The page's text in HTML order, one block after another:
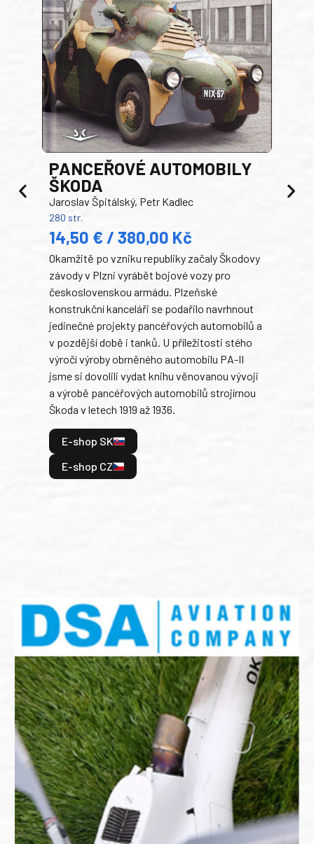
PANCEŘOVÉ AUTOMOBILY
ŠKODA
Jaroslav Špitálský, Petr Kadlec
280 str.
14,50 € / 380,00 Kč
Okamžitě po vzniku republiky začaly Škodovy
závody v Plzni vyrábět bojové vozy pro
československou armádu. Plzeňské
konstrukční kanceláři se podařilo navrhnout
jedinečné projekty pancéřových automobilů a
v pozdější době i tanků. U příležitosti stého
výročí výroby obrněného automobilu PA-II
jsme si dovolili vydat knihu věnovanou vývoji
a výrobě pancéřových automobilů strojírnou
Škoda v letech 1919 až 1936.
E-shop SK
E-shop CZ